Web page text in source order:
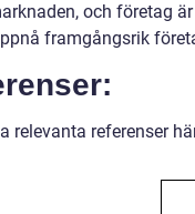
och företag
framgångsrik
relevanta referenser